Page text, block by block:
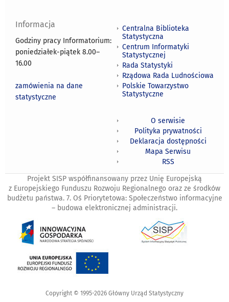
Informacja
Godziny pracy Informatorium:
poniedziałek-piątek 8.00–
16.00
zamówienia na dane
statystyczne
Centralna Biblioteka
Statystyczna
Centrum Informatyki
Statystycznej
Rada Statystyki
Rządowa Rada Ludnościowa
Polskie Towarzystwo
Statystyczne
O serwisie
Polityka prywatności
Deklaracja dostępności
Mapa Serwisu
RSS
Projekt SISP współfinansowany przez Unię Europejską
z Europejskiego Funduszu Rozwoju Regionalnego oraz ze środków
budżetu państwa. 7. Oś Priorytetowa: Społeczeństwo informacyjne
– budowa elektronicznej administracji.
Copyright © 1995-2026 Główny Urząd Statystyczny